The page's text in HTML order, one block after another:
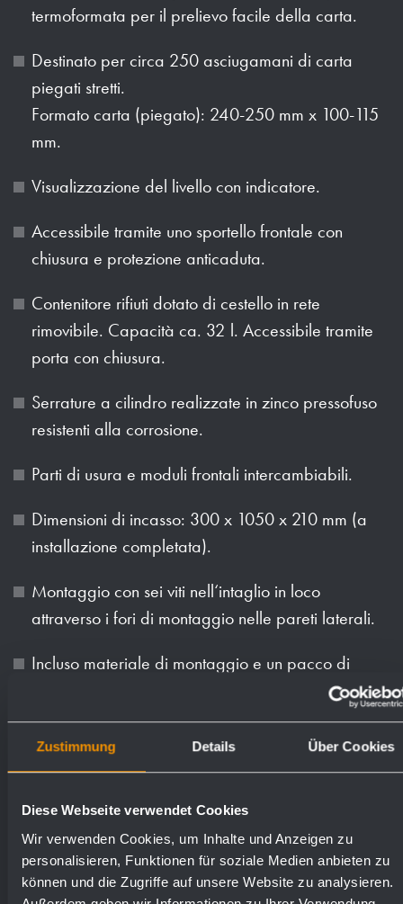
Zustimmung Details Über Cookies
Diese Webseite verwendet Cookies
Wir verwenden Cookies, um Inhalte und Anzeigen zu
personalisieren, Funktionen für soziale Medien anbieten zu
können und die Zugriffe auf unsere Website zu analysieren.
termoformata per il prelievo facile della carta.
Destinato per circa 250 asciugamani di carta
piegati stretti.
Formato carta (piegato): 240-250 mm x 100-115
mm.
Visualizzazione del livello con indicatore.
Accessibile tramite uno sportello frontale con
chiusura e protezione anticaduta.
Contenitore rifiuti dotato di cestello in rete
rimovibile. Capacità ca. 32 l. Accessibile tramite
porta con chiusura.
Serrature a cilindro realizzate in zinco pressofuso
resistenti alla corrosione.
Parti di usura e moduli frontali intercambiabili.
Dimensioni di incasso: 300 x 1050 x 210 mm (a
installazione completata).
Montaggio con sei viti nell‘intaglio in loco
attraverso i fori di montaggio nelle pareti laterali.
Incluso materiale di montaggio e un pacco di
Superfici disponibili Numeri d'ordine
satinato (standard) 727528